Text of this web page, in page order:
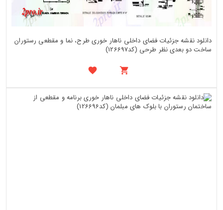
دانلود نقشه جزئیات فضای داخلی ناهار خوری طرح، نما و مقطعی رستوران
ساخت دو بعدی نظر طرحی (کد126697)